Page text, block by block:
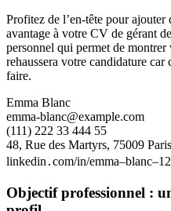
Profitez de l’en-tête pour
avantage à votre CV de gérant
personnel qui permet de montrer
rehaussera votre candidature
faire.
Emma Blanc
emma-blanc@example.com
(111) 222 33 444 55
48, Rue des Martyrs, 75009 Paris
linkedin․com/in/
Objectif professionnel :